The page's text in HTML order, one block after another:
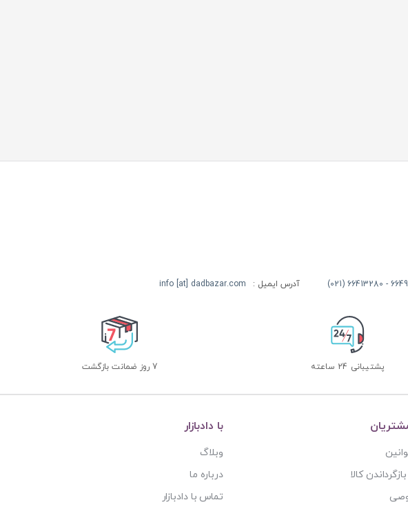
66492581 - آدرس ایمیل : info [at] dadbazar.com
پشتیبانی 24 ساعته 7 روز ضمانت بازگشت
کالا
با دادبازار
وبلاگ
درباره ما
تماس با دادبازار